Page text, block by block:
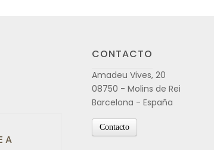
A
CONTACTO
Amadeu Vives, 20
08750 - Molins de Rei
Barcelona - España
Contacto